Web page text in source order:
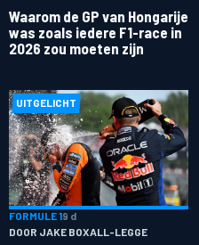
Waarom de GP van Hongarije
was zoals iedere F1-race in
2026 zou moeten zijn
UITGELICHT
FORMULE 19 d
DOOR JAKE BOXALL-LEGGE